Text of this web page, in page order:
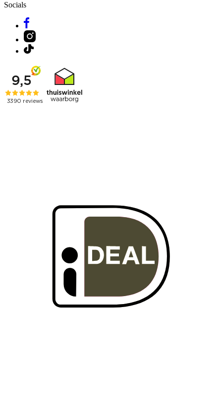
Socials